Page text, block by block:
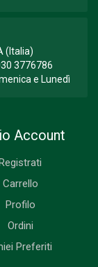
(Italia)
3776786
e Lunedì
Account
Carrello
Profilo
Ordini
Preferiti